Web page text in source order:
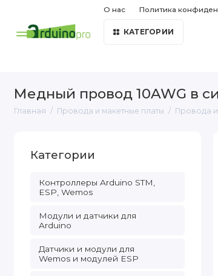
О нас Политика
КАТЕГОРИИ
Медный провод 10AWG в
Главная Провода и макетные платы Провода
Категории
Контроллеры Arduino STM,
ESP, Wemos
Модули и датчики для
Arduino
Датчики и модули для
Wemos и модулей ESP